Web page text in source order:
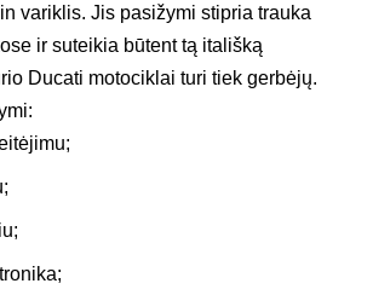
variklis. Jis pasižymi stipria trauka
ir suteikia būtent tą itališką
Ducati motociklai turi tiek gerbėjų.